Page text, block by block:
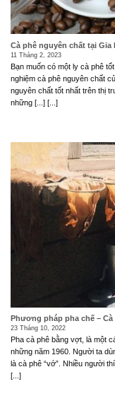
Cà phê nguyên chất tại Gia
11 Tháng 2, 2023
Bạn muốn có một ly cà phê
nghiệm cà phê nguyên chất
nguyên chất tốt nhất trên thị
những [...] [...]
Phương pháp pha chế –
23 Tháng 10, 2022
Pha cà phê bằng vợt, là một
những năm 1960. Người ta
là cà phê “vớ”. Nhiều người
[...]